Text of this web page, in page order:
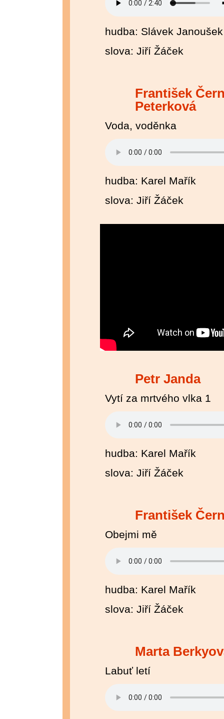
hudba: Slávek Janoušek
slova: Jiří Žáček
František
Peterková
Voda, voděnka
hudba: Karel Mařík
slova: Jiří Žáček
Petr Janda
Vytí za mrtvého vlka 1
hudba: Karel Mařík
slova: Jiří Žáček
František
Obejmi mě
hudba: Karel Mařík
slova: Jiří Žáček
Marta
Labuť letí